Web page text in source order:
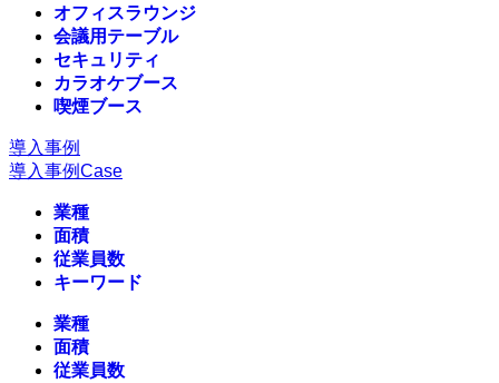
オフィスラウンジ
会議用テーブル
セキュリティ
カラオケブース
喫煙ブース
導入事例
導入事例Case
業種
面積
従業員数
キーワード
業種
面積
従業員数